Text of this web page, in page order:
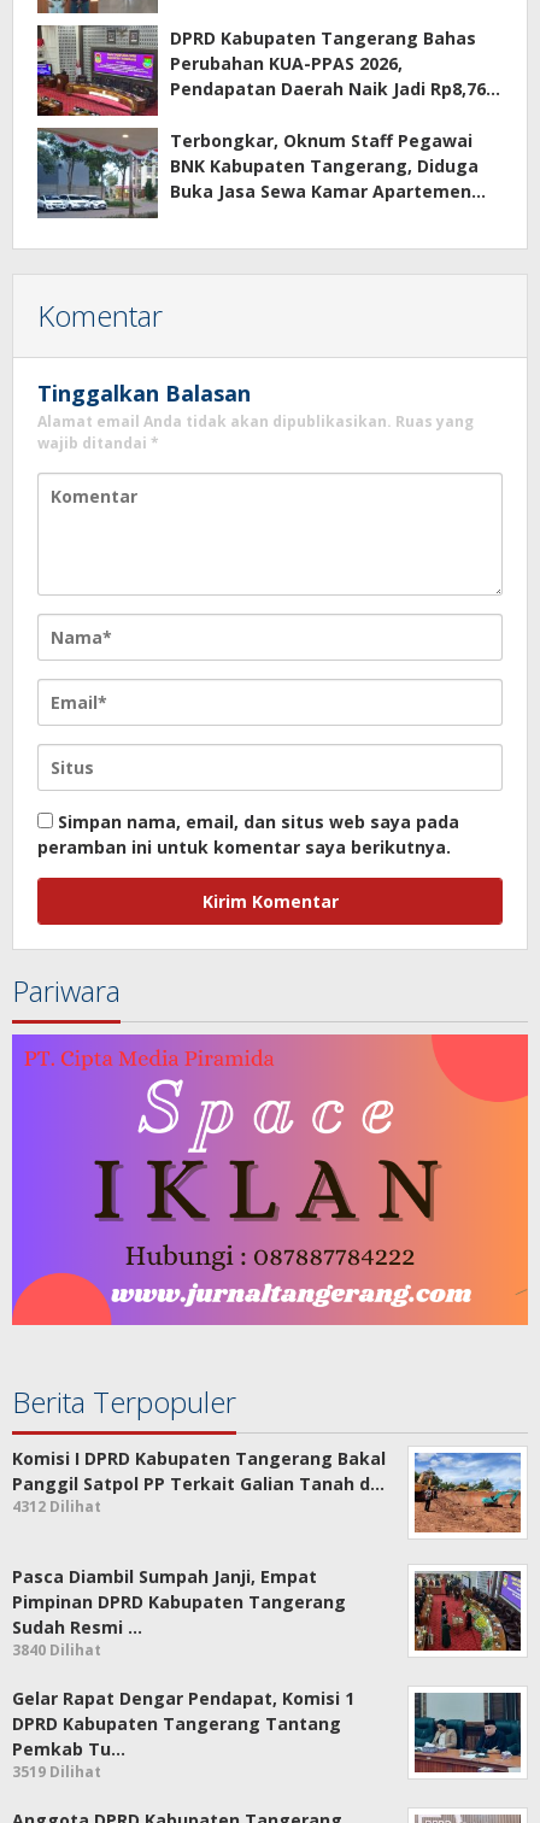
Terkait Sewa Kamar Per Jam
DPRD Kabupaten Tangerang Bahas
Perubahan KUA-PPAS 2026,
Pendapatan Daerah Naik Jadi Rp8,76
Terbongkar, Oknum Staff Pegawai
BNK Kabupaten Tangerang, Diduga
Buka Jasa Sewa Kamar Apartemen
Komentar
Tinggalkan Balasan
Alamat email Anda tidak akan dipublikasikan. Ruas yang
wajib ditandai *
Simpan nama, email, dan situs web saya pada
peramban ini untuk komentar saya berikutnya.
Pariwara
Berita Terpopuler
Komisi I DPRD Kabupaten Tangerang Bakal
Panggil Satpol PP Terkait Galian Tanah d…
4312 Dilihat
Pasca Diambil Sumpah Janji, Empat
Pimpinan DPRD Kabupaten Tangerang
Sudah Resmi …
3840 Dilihat
Gelar Rapat Dengar Pendapat, Komisi 1
DPRD Kabupaten Tangerang Tantang
Pemkab Tu…
3519 Dilihat